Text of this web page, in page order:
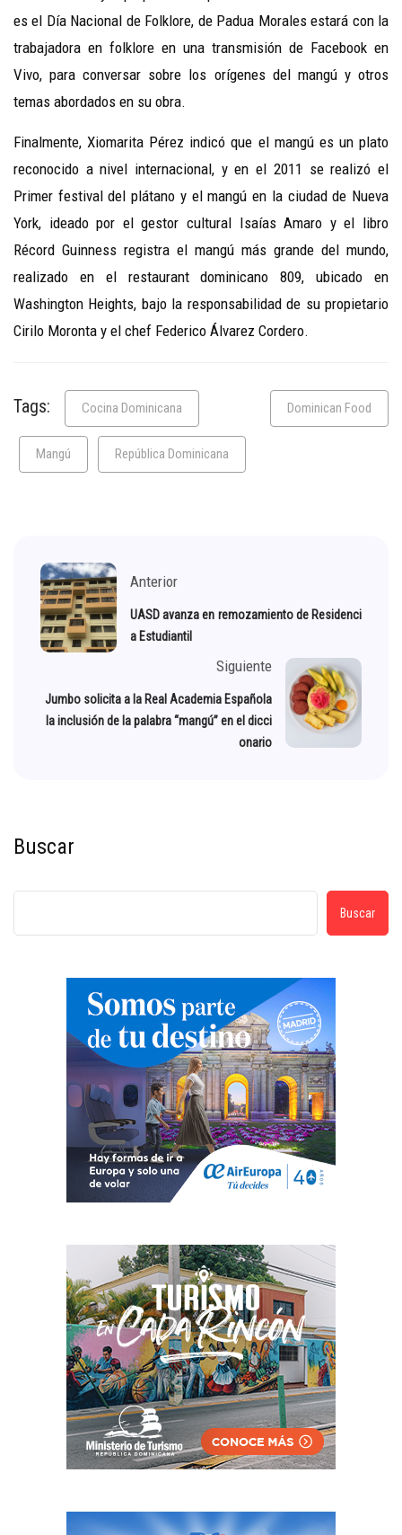
es el Día Nacional de Folklore, de Padua Morales estará con la
trabajadora en folklore en una transmisión de Facebook en
Vivo, para conversar sobre los orígenes del mangú y otros
temas abordados en su obra.
Finalmente, Xiomarita Pérez indicó que el mangú es un plato
reconocido a nivel internacional, y en el 2011 se realizó el
Primer festival del plátano y el mangú en la ciudad de Nueva
York, ideado por el gestor cultural Isaías Amaro y el libro
Récord Guinness registra el mangú más grande del mundo,
realizado en el restaurant dominicano 809, ubicado en
Washington Heights, bajo la responsabilidad de su propietario
Cirilo Moronta y el chef Federico Álvarez Cordero.
Tags: Cocina Dominicana Dominican Food
Mangú República Dominicana
Anterior
UASD avanza en remozamiento de Residenci
a Estudiantil
Siguiente
Jumbo solicita a la Real Academia Española
la inclusión de la palabra “mangú” en el dicci
onario
Buscar
Buscar